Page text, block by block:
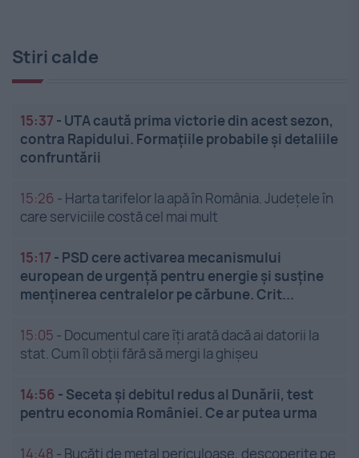
Stiri calde
15:37 - UTA caută prima victorie din acest sezon,
contra Rapidului. Formațiile probabile și detaliile
confruntării
15:26 - Harta tarifelor la apă în România. Județele în
care serviciile costă cel mai mult
15:17 - PSD cere activarea mecanismului
european de urgență pentru energie și susține
menținerea centralelor pe cărbune. Crit...
15:05 - Documentul care îți arată dacă ai datorii la
stat. Cum îl obții fără să mergi la ghișeu
14:56 - Seceta și debitul redus al Dunării, test
pentru economia României. Ce ar putea urma
14:48 - Bucăți de metal periculoase, descoperite pe